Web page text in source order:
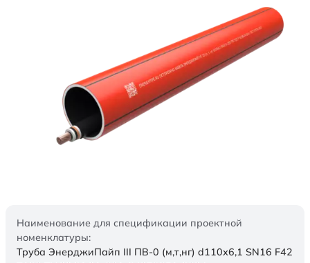
Наименование для спецификации проектной
номенклатуры:
Труба ЭнерджиПайп III ПВ-0 (м,т,нг) d110х6,1 SN16 F42